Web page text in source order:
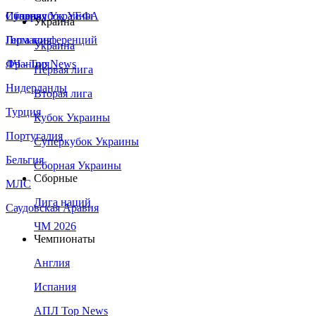
Сборная Украины
Италия
Германия
Франция
Нидерланды
Турция
Португалия
Бельгия
МЛС
Саудовская Аравия
Суперкубок УЕФА
Лига конференций
ЛЧ - Top News
Украина
Украина
Первая лига
Вторая лига
Кубок Украины
Суперкубок Украины
Сборная Украины
Сборные
Лига наций
ЧМ 2026
Чемпионаты
Англия
Испания
АПЛ Top News